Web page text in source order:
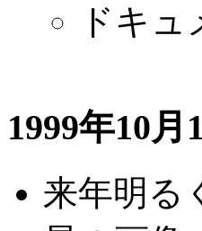
ドキ
1999年10月
来年明る